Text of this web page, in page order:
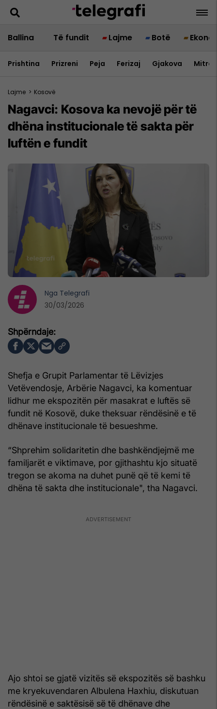
Ballina Të fundit Lajme Botë
Prishtina Prizreni Peja Ferizaj Gjakova
Lajme > Kosovë
Nagavci: Kosova ka nevojë për të
dhëna institucionale të sakta për
luftën e fundit
Shefja e Grupit Parlamentar të Lëvizjes
Vetëvendosje, Arbërie Nagavci, ka komentuar
lidhur me ekspozitën për masakrat e luftës së
fundit në Kosovë, duke theksuar rëndësinë e të
dhënave institucionale të besueshme.
“Shprehim solidaritetin dhe bashkëndjejmë me
familjarët e viktimave, por gjithashtu kjo situatë
tregon se akoma na duhet punë që të kemi të
dhëna të sakta dhe institucionale", tha Nagavci.
Ajo shtoi se gjatë vizitës së ekspozitës së bashku
me kryekuvendaren Albulena Haxhiu, diskutuan
rëndësinë e saktësisë së të dhënave dhe
Nga Telegrafi
30/03/2026